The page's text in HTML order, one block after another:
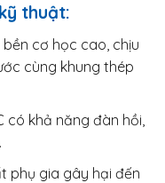
thuật:
cơ học cao, chịu
cùng khung thép
khả năng đàn hồi,
phụ gia gây hại đến